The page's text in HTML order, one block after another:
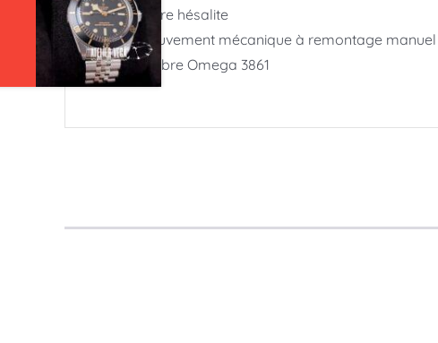
Verre hésalite
Mouvement mécanique à remontage manuel
Calibre Omega 3861